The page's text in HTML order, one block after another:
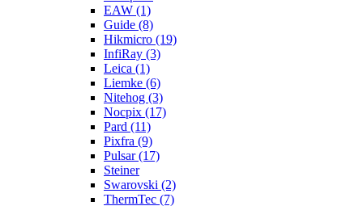
EAW (1)
Guide (8)
Hikmicro (19)
InfiRay (3)
Leica (1)
Liemke (6)
Nitehog (3)
Nocpix (17)
Pard (11)
Pixfra (9)
Pulsar (17)
Steiner
Swarovski (2)
ThermTec (7)